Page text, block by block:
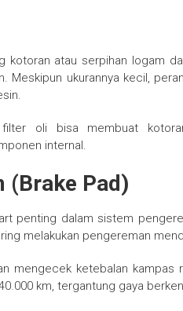
kotoran atau serpihan logam
Meskipun ukurannya kecil,
filter oli bisa membuat
internal.
(Brake Pad)
penting dalam sistem
melakukan pengereman
mengecek ketebalan
km, tergantung gaya